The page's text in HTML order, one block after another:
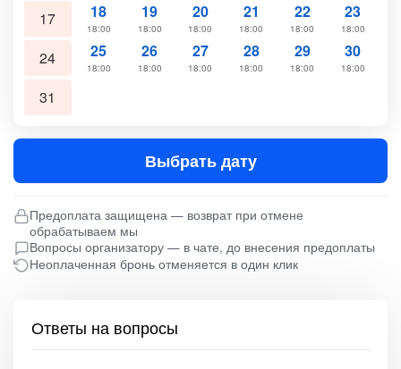
17 18
18:00
19
18:00
20
18:00
21
18:00
22
18:00
23
18:00
24 25
18:00
26
18:00
27
18:00
28
18:00
29
18:00
30
18:00
31
Выбрать дату
Предоплата защищена — возврат при отмене
обрабатываем мы
Вопросы организатору — в чате, до внесения предоплаты
Неоплаченная бронь отменяется в один клик
Ответы на вопросы